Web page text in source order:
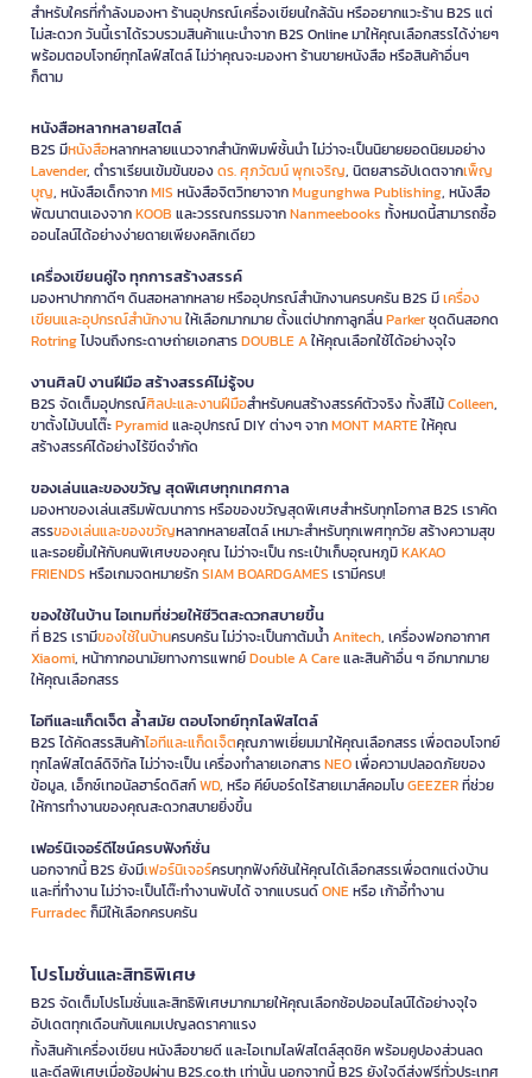
สำหรับใครที่กำลังมองหา ร้านอุปกรณ์เครื่องเขียนใกล้ฉัน หรืออยากแวะร้าน B2S แต่
ไม่สะดวก วันนี้เราได้รวบรวมสินค้าแนะนำจาก B2S Online มาให้คุณเลือกสรรได้ง่ายๆ
พร้อมตอบโจทย์ทุกไลฟ์สไตล์ ไม่ว่าคุณจะมองหา ร้านขายหนังสือ หรือสินค้าอื่นๆ
ก็ตาม
หนังสือหลากหลายสไตล์
B2S มีหนังสือหลากหลายแนวจากสำนักพิมพ์ชั้นนำ ไม่ว่าจะเป็นนิยายยอดนิยมอย่าง
Lavender, ตำราเรียนเข้มข้นของดร. ศุภวัฒน์ พุกเจริญ, นิตยสารอัปเดตจากเพ็ญ
บุญ, หนังสือเด็กจากMIS หนังสือจิตวิทยาจากMugunghwa Publishing, หนังสือ
พัฒนาตนเองจากKOOB และวรรณกรรมจากNanmeebooks ทั้งหมดนี้สามารถซื้อ
ออนไลน์ได้อย่างง่ายดายเพียงคลิกเดียว
เครื่องเขียนคู่ใจ ทุกการสร้างสรรค์
มองหาปากกาดีๆ ดินสอหลากหลาย หรืออุปกรณ์สำนักงานครบครัน B2S มีเครื่อง
เขียนและอุปกรณ์สำนักงานให้เลือกมากมาย ตั้งแต่ปากกาลูกลื่นParkerชุดดินสอกด
Rotringไปจนถึงกระดาษถ่ายเอกสารDOUBLE Aให้คุณเลือกใช้ได้อย่างจุใจ
งานศิลป์ งานฝีมือ สร้างสรรค์ไม่รู้จบ
B2S จัดเต็มอุปกรณ์ศิลปะและงานฝีมือสำหรับคนสร้างสรรค์ตัวจริง ทั้งสีไม้Colleen,
ขาตั้งไม้บนโต๊ะPyramidและอุปกรณ์ DIY ต่างๆ จากMONT MARTEให้คุณ
สร้างสรรค์ได้อย่างไร้ขีดจำกัด
ของเล่นและของขวัญ สุดพิเศษทุกเทศกาล
มองหาของเล่นเสริมพัฒนาการ หรือของขวัญสุดพิเศษสำหรับทุกโอกาส B2S เราคัด
สรรของเล่นและของขวัญหลากหลายสไตล์ เหมาะสำหรับทุกเพศทุกวัย สร้างความสุข
และรอยยิ้มให้กับคนพิเศษของคุณ ไม่ว่าจะเป็น กระเป๋าเก็บอุณหภูมิKAKAO
FRIENDS หรือเกมจดหมายรักSIAM BOARDGAMES เรามีครบ!
ของใช้ในบ้าน ไอเทมที่ช่วยให้ชีวิตสะดวกสบายขึ้น
ที่ B2S เรามีของใช้ในบ้านครบครัน ไม่ว่าจะเป็นกาต้มน้ำAnitech, เครื่องฟอกอากาศ
Xiaomi, หน้ากากอนามัยทางการแพทย์Double A Careและสินค้าอื่น ๆ อีกมากมาย
ให้คุณเลือกสรร
ไอทีและแก็ดเจ็ต ล้ำสมัย ตอบโจทย์ทุกไลฟ์สไตล์
B2S ได้คัดสรรสินค้าไอทีและแก็ดเจ็ตคุณภาพเยี่ยมมาให้คุณเลือกสรร เพื่อตอบโจทย์
ทุกไลฟ์สไตล์ดิจิทัล ไม่ว่าจะเป็น เครื่องทำลายเอกสารNEOเพื่อความปลอดภัยของ
ข้อมูล, เอ็กซ์เทอนัลฮาร์ดดิสก์WD, หรือ คีย์บอร์ดไร้สายเมาส์คอมโบGEEZERที่ช่วย
ให้การทำงานของคุณสะดวกสบายยิ่งขึ้น
เฟอร์นิเจอร์ดีไซน์ครบฟังก์ชั่น
นอกจากนี้ B2S ยังมีเฟอร์นิเจอร์ครบทุกฟังก์ชันให้คุณได้เลือกสรรเพื่อตกแต่งบ้าน
และที่ทำงาน ไม่ว่าจะเป็นโต๊ะทำงานพับได้ จากแบรนด์ONEหรือ เก้าอี้ทำงาน
Furradecก็มีให้เลือกครบครัน
โปรโมชั่นและสิทธิพิเศษ
B2S จัดเต็มโปรโมชั่นและสิทธิพิเศษมากมายให้คุณเลือกช้อปออนไลน์ได้อย่างจุใจ
อัปเดตทุกเดือนกับแคมเปญลดราคาแรง
ทั้งสินค้าเครื่องเขียน หนังสือขายดี และไอเทมไลฟ์สไตล์สุดชิค พร้อมคูปองส่วนลด
และดีลพิเศษเมื่อช้อปผ่าน B2S.co.th เท่านั้น นอกจากนี้ B2S ยังใจดีส่งฟรีทั่วประเทศ